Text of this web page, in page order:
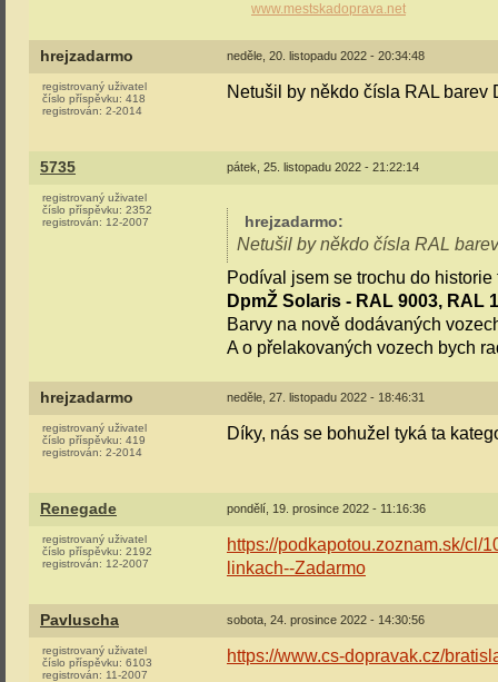
www.mestskadoprava.net
hrejzadarmo neděle, 20. listopadu 2022 - 20:34:48
registrovaný uživatel
číslo příspěvku: 418
registrován: 2-2014
Netušil by někdo čísla RAL barev
5735 pátek, 25. listopadu 2022 - 21:22:14
registrovaný uživatel
číslo příspěvku: 2352
registrován: 12-2007 hrejzadarmo:
Netušil by někdo čísla RAL
Podíval jsem se trochu do
DpmŽ Solaris - RAL 9003, RAL
Barvy na nově dodávaných
A o přelakovaných vozech bych
hrejzadarmo neděle, 27. listopadu 2022 - 18:46:31
registrovaný uživatel
číslo příspěvku: 419
registrován: 2-2014
Díky, nás se bohužel tyká ta
Renegade pondělí, 19. prosince 2022 - 11:16:36
registrovaný uživatel
číslo příspěvku: 2192
registrován: 12-2007
https://podkapotou.zoznam.sk/cl/
linkach--Zadarmo
Pavluscha sobota, 24. prosince 2022 - 14:30:56
registrovaný uživatel
číslo příspěvku: 6103
registrován: 11-2007
https://www.cs-dopravak.cz/